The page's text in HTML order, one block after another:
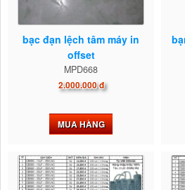
bạc đạn lệch tâm máy in
offset
MPD668
2.000.000 đ
MUA HÀNG